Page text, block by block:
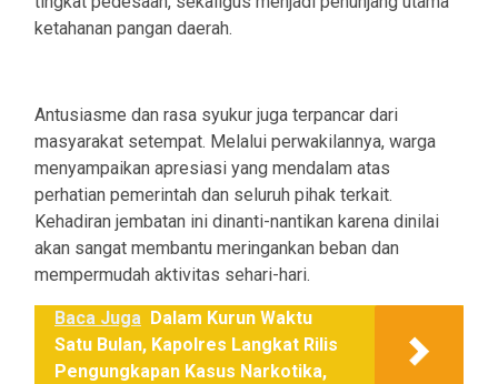
ketahanan pangan daerah.
Antusiasme dan rasa syukur juga terpancar dari
masyarakat setempat. Melalui perwakilannya, warga
menyampaikan apresiasi yang mendalam atas
perhatian pemerintah dan seluruh pihak terkait.
Kehadiran jembatan ini dinanti-nantikan karena dinilai
akan sangat membantu meringankan beban dan
mempermudah aktivitas sehari-hari.
Baca Juga Dalam Kurun Waktu
Satu Bulan, Kapolres Langkat Rilis
Pengungkapan Kasus Narkotika,